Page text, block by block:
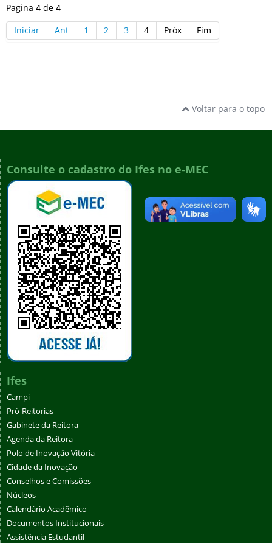
Pagina 4 de 4
Iniciar
Ant 1 2 3 4 Próx Fim
Voltar para o topo
Consulte o cadastro do Ifes no e-MEC
Ifes
Campi
Pró-Reitorias
Gabinete da Reitora
Agenda da Reitora
Polo de Inovação Vitória
Cidade da Inovação
Conselhos e Comissões
Núcleos
Calendário Acadêmico
Documentos Institucionais
Assistência Estudantil